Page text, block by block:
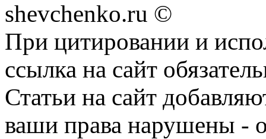
shevchenko.ru ©
При цитировании и
ссылка на сайт
Статьи на сайт
ваши права нарушены -